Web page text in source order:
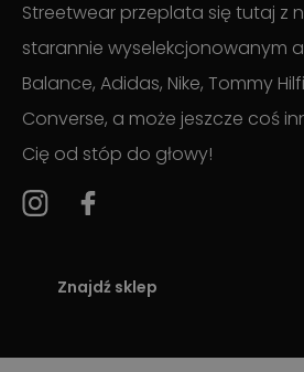
Streetwear przeplata się tutaj z
starannie wyselekcjonowanym
Balance, Adidas, Nike, Tommy
Converse, a może jeszcze coś
Cię od stóp do głowy!
Znajdź sklep